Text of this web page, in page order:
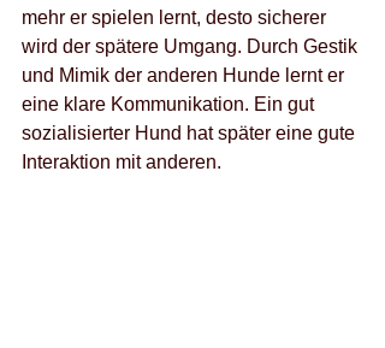
mehr er spielen lernt, desto sicherer
wird der spätere Umgang. Durch Gestik
und Mimik der anderen Hunde lernt er
eine klare Kommunikation. Ein gut
sozialisierter Hund hat später eine gute
Interaktion mit anderen.